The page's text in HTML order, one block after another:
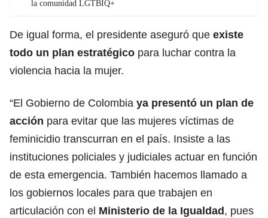
la comunidad LGTBIQ+
De igual forma, el presidente aseguró que existe
todo un plan estratégico para luchar contra la
violencia hacia la mujer.
“El Gobierno de Colombia ya presentó un plan de
acción para evitar que las mujeres víctimas de
feminicidio transcurran en el país. Insiste a las
instituciones policiales y judiciales actuar en función
de esta emergencia. También hacemos llamado a
los gobiernos locales para que trabajen en
articulación con el Ministerio de la Igualdad, pues